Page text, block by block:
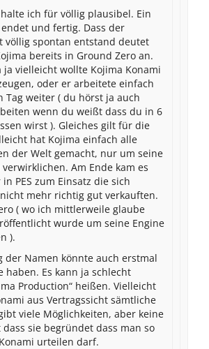
ich für völlig plausibel. Ein
und fertig. Dass der
völlig spontan entstand deutet
bereits in Ground Zero an.
ja vielleicht wollte Kojima Konami
oder er arbeitete einfach
Tag weiter ( du hörst ja auch
wenn du weißt dass du in 6
wirst ). Gleiches gilt für die
hat Kojima einfach alle
der Welt gemacht, nur um seine
Am Ende kam es
PES zum Einsatz die sich
mehr richtig gut verkauften.
( wo ich mittlerweile glaube
wurde um seine Engine
).
der Namen könnte auch erstmal
haben. Es kann ja schlecht
Production“ heißen. Vielleicht
aus Vertragssicht sämtliche
viele Möglichkeiten, aber keine
sie begründet dass man so
urteilen darf.